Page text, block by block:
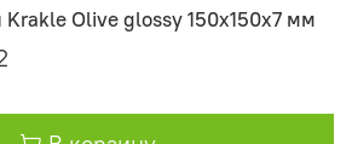
Krakle Olive glossy 150x150х7 мм